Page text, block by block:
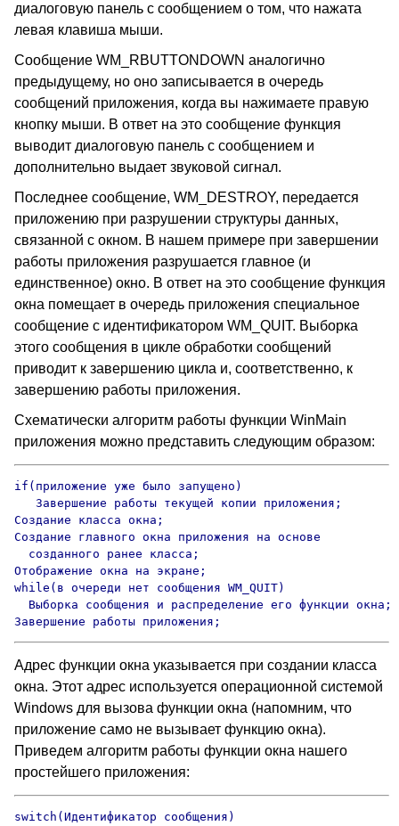
диалоговую панель с сообщением о том, что нажата
левая клавиша мыши.
Сообщение WM_RBUTTONDOWN аналогично
предыдущему, но оно записывается в очередь
сообщений приложения, когда вы нажимаете правую
кнопку мыши. В ответ на это сообщение функция
выводит диалоговую панель с сообщением и
дополнительно выдает звуковой сигнал.
Последнее сообщение, WM_DESTROY, передается
приложению при разрушении структуры данных,
связанной с окном. В нашем примере при завершении
работы приложения разрушается главное (и
единственное) окно. В ответ на это сообщение функция
окна помещает в очередь приложения специальное
сообщение с идентификатором WM_QUIT. Выборка
этого сообщения в цикле обработки сообщений
приводит к завершению цикла и, соответственно, к
завершению работы приложения.
Схематически алгоритм работы функции WinMain
приложения можно представить следующим образом:
if(приложение уже было запущено)
   Завершение работы текущей копии приложения;
Создание класса окна;
Создание главного окна приложения на основе
  созданного ранее класса;
Отображение окна на экране;
while(в очереди нет сообщения WM_QUIT)
  Выборка сообщения и распределение его функции окна;
Завершение работы приложения;
Адрес функции окна указывается при создании класса
окна. Этот адрес используется операционной системой
Windows для вызова функции окна (напомним, что
приложение само не вызывает функцию окна).
Приведем алгоритм работы функции окна нашего
простейшего приложения:
switch(Идентификатор сообщения)